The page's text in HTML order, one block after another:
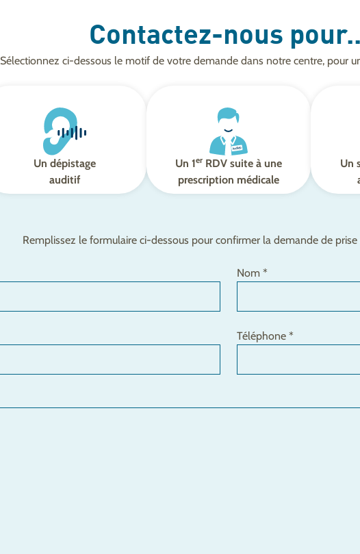
Contactez-nous
Sélectionnez ci-dessous le motif de votre demande dans notre centre, pour
Un dépistage
auditif
Un 1er RDV suite à une
prescription médicale
Un
Remplissez le formulaire ci-dessous pour confirmer la demande de
Nom *
Téléphone *